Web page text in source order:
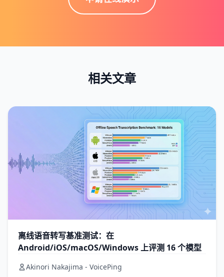
相关文章
离线语音转写基准测试：在
Android/iOS/macOS/Windows 上评测 16 个模型
Akinori Nakajima - VoicePing